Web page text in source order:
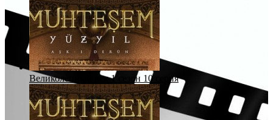
Великолепный век 1 сезон 10 серия